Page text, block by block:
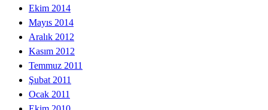
Ekim 2014
Mayıs 2014
Aralık 2012
Kasım 2012
Temmuz 2011
Şubat 2011
Ocak 2011